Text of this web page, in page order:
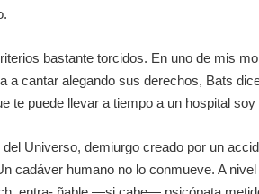
bastante torcidos. En uno de mis
a cantar alegando sus derechos, Bats
te puede llevar a tiempo a un hospital soy
Universo, demiurgo creado por un
cadáver humano no lo conmueve. A